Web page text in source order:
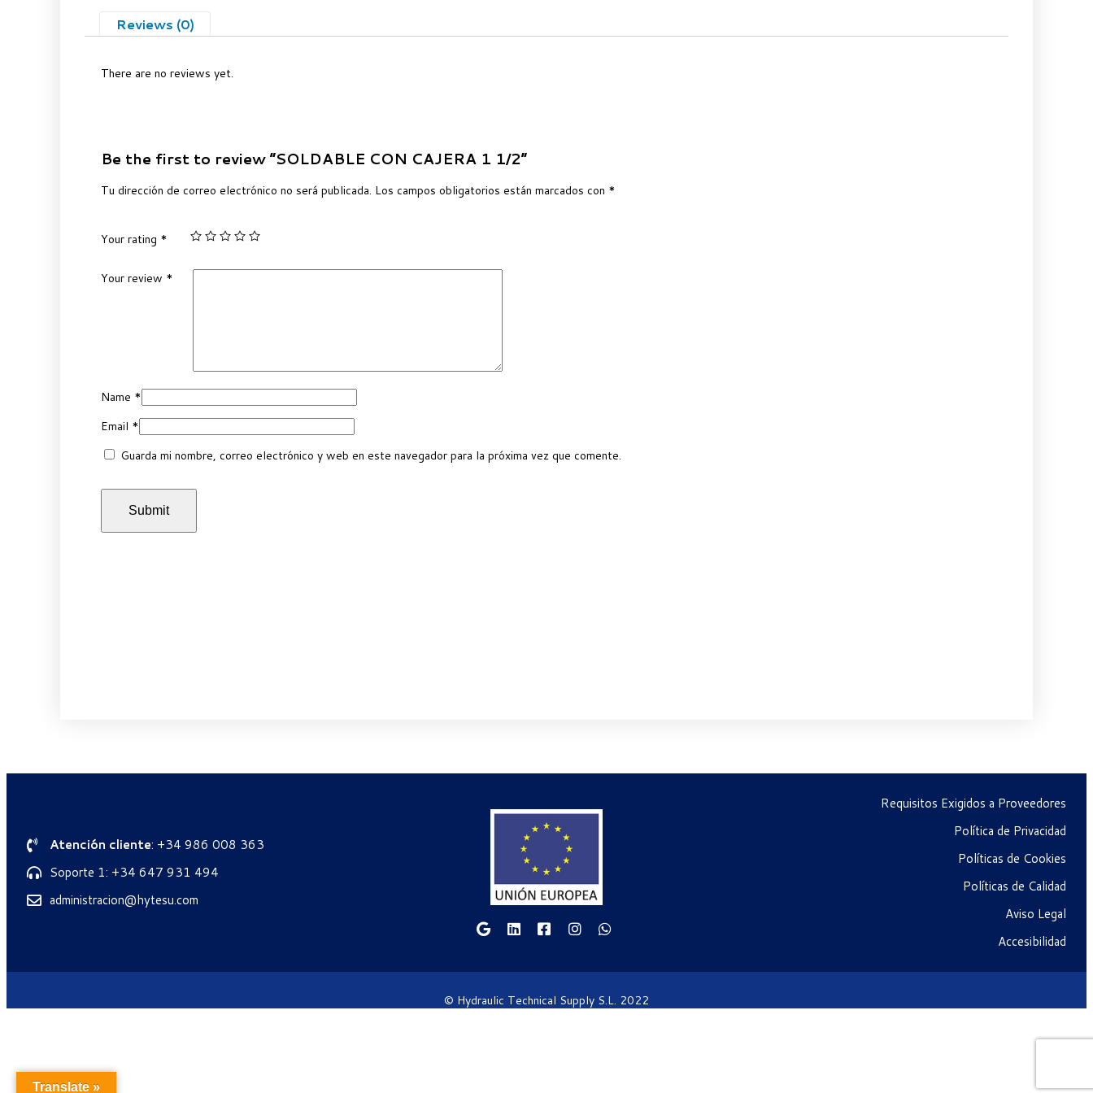
Reviews (0)
There are no reviews yet.
Be the first to review “SOLDABLE CON CAJERA 1 1/2”
Tu dirección de correo electrónico no será publicada. Los campos obligatorios están marcados con *
Your rating *
Your review *
Name *
Email *
Guarda mi nombre, correo electrónico y web en este navegador para la próxima vez que comente.
Atención cliente: +34 986 008 363
Soporte 1: +34 647 931 494
administracion@hytesu.com
Requisitos Exigidos a Proveedores
Política de Privacidad
Políticas de Cookies
Políticas de Calidad
Aviso Legal
Accesibilidad
© Hydraulic Technical Supply S.L. 2022
Translate »